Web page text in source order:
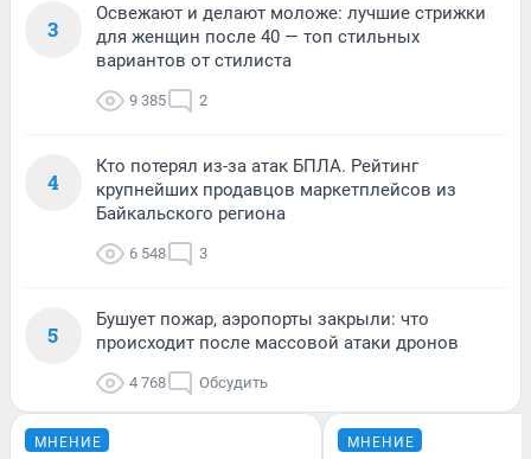
3
Освежают и делают моложе: лучшие стрижки
для женщин после 40 — топ стильных
вариантов от стилиста
9 385 2
4
Кто потерял из-за атак БПЛА. Рейтинг
крупнейших продавцов маркетплейсов из
Байкальского региона
6 548 3
5
Бушует пожар, аэропорты закрыли: что
происходит после массовой атаки дронов
4 768 Обсудить
МНЕНИЕ МНЕНИЕ